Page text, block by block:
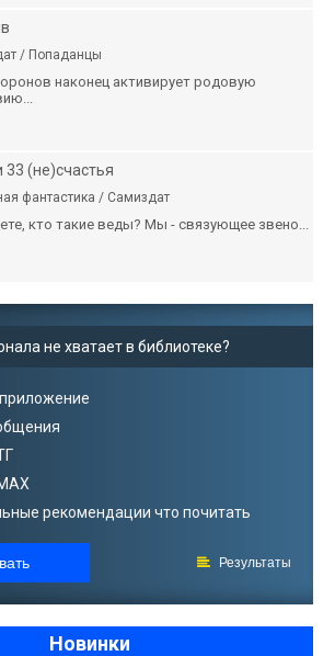
/ Попаданцы
наконец активирует родовую
33 (не)счастья
фантастика / Самиздат
кто такие веды? Мы - связующее звено...
не хватает в библиотеке?
рекомендации что почитать
Результаты
Новинки